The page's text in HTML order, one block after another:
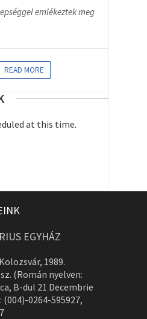
emlékeztek meg
READ MORE
at this time.
EGYHÁZ
1989.
(Román nyelven:
B-dul 21 Decembrie
(004)-0264-595927,